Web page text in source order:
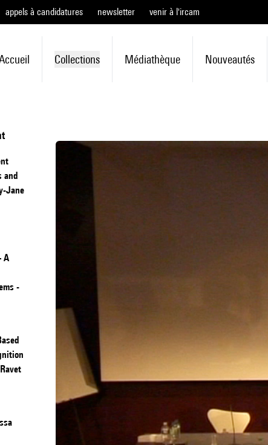
appels à candidatures newsletter venir à l'ircam
Collections Médiathèque Nouveautés
and
Jane
A
-